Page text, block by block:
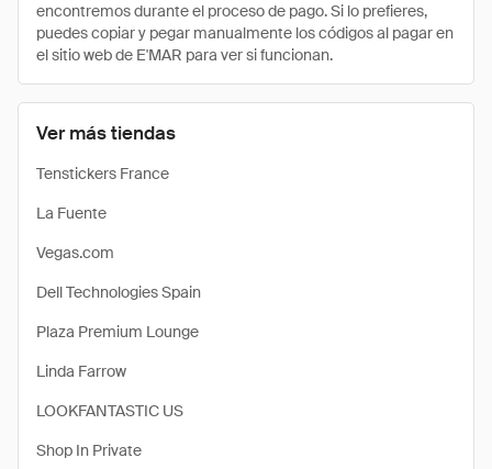
Ver más tiendas
Tenstickers France
La Fuente
Vegas.com
Dell Technologies Spain
Plaza Premium Lounge
Linda Farrow
LOOKFANTASTIC US
Shop In Private
encontremos durante el proceso de pago. Si lo prefieres,
puedes copiar y pegar manualmente los códigos al pagar en
el sitio web de E'MAR para ver si funcionan.